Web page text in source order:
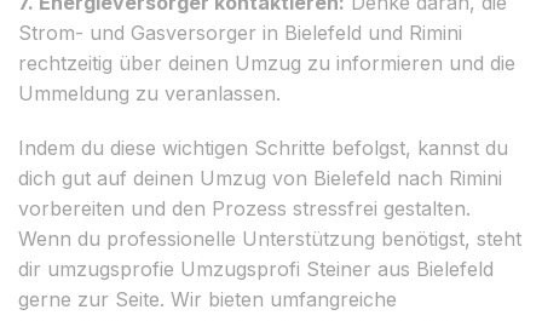
Strom- und Gasversorger in Bielefeld und Rimini
rechtzeitig über deinen Umzug zu informieren und die
Ummeldung zu veranlassen.
Indem du diese wichtigen Schritte befolgst, kannst du
dich gut auf deinen Umzug von Bielefeld nach Rimini
vorbereiten und den Prozess stressfrei gestalten.
Wenn du professionelle Unterstützung benötigst, steht
dir umzugsprofie Umzugsprofi Steiner aus Bielefeld
gerne zur Seite. Wir bieten umfangreiche